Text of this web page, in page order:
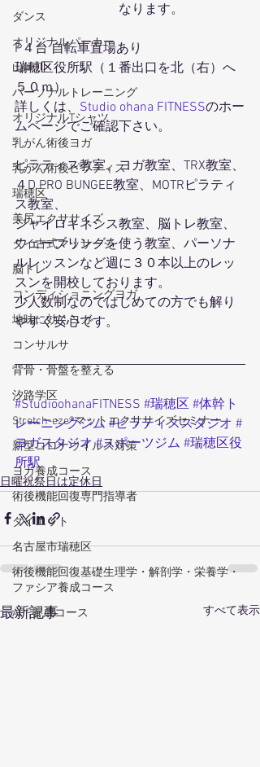
ダンス
オリジナルパーカー
山崎川
パーソナルトレーニング
オリジナルTシャツ
乳がん術後ヨガ
乳がん術後ピラティス
瑞穂区
美尻エクササイズ
タイ古式マッサージ
脳トレ
コンディショニングヨガ
地味に効くヨガ
コンサルサ
背骨・骨盤を整える
汐路学区
Stretch-eze®マットエクササイズセミナー
新型コロナウイルス対策
ヨガ養成コース
術後機能回復専門指導者
ダイエット
名古屋市瑞穂区
術後機能回復基礎生理学・解剖学・栄養学・
ファシア養成コース
APF養成コース
なります。
P４台 自転車置場あり
瑞穂区役所駅（１番出口を北（右）へ
５０ｍ）
詳しくは、 Studio ohana FITNESSのホー
ムページでご確認下さい。
ピラティス教室、ヨガ教室、TRX教室、
４D PRO BUNGEE教室、MOTRピラティ
ス教室、
ジャイロキネシス教室、脳トレ教室、
ウェーブリングを使う教室、パーソナ
ルレッスンなど週に３０本以上のレッ
スンを開校しております。
少人数制なのではじめての方でも解り
やすく安心です。
#StudioohanaFITNESS #瑞穂区 #体幹ト
レーニングジム #ピラティススタジオ #
ヨガスタジオ #スポーツジム #瑞穂区役
所駅
日曜祝祭日は定休日
最新記事 すべて表示